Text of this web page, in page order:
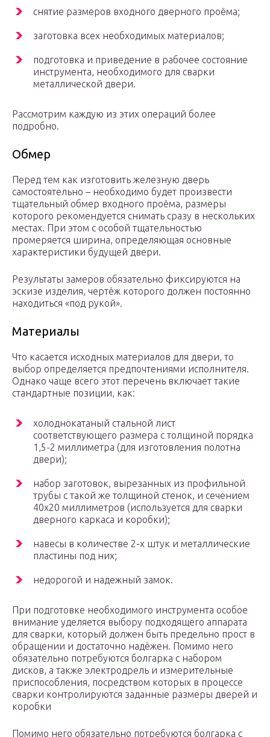
снятие размеров входного дверного проёма;
заготовка всех необходимых материалов;
подготовка и приведение в рабочее состояние
инструмента, необходимого для сварки
металлической двери.
Рассмотрим каждую из этих операций более
подробно.
Обмер
Перед тем как изготовить железную дверь
самостоятельно – необходимо будет произвести
тщательный обмер входного проёма, размеры
которого рекомендуется снимать сразу в нескольких
местах. При этом с особой тщательностью
промеряется ширина, определяющая основные
характеристики будущей двери.
Результаты замеров обязательно фиксируются на
эскизе изделия, чертёж которого должен постоянно
находиться «под рукой».
Материалы
Что касается исходных материалов для двери, то
выбор определяется предпочтениями исполнителя.
Однако чаще всего этот перечень включает такие
стандартные позиции, как:
холоднокатаный стальной лист
соответствующего размера с толщиной порядка
1,5-2 миллиметра (для изготовления полотна
двери);
набор заготовок, вырезанных из профильной
трубы с такой же толщиной стенок, и сечением
40х20 миллиметров (используется для сварки
дверного каркаса и коробки);
навесы в количестве 2-х штук и металлические
пластины под них;
недорогой и надежный замок.
При подготовке необходимого инструмента особое
внимание уделяется выбору подходящего аппарата
для сварки, который должен быть предельно прост в
обращении и достаточно надёжен. Помимо него
обязательно потребуются болгарка с набором
дисков, а также электродрель и измерительные
приспособления, посредством которых в процессе
сварки контролируются заданные размеры дверей и
коробки
Помимо него обязательно потребуются болгарка с